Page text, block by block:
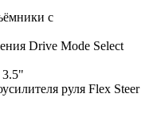
с
Drive Mode Select
3.5"
руля Flex Steer